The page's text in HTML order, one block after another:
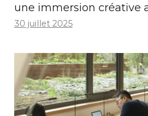
une immersion créative
30 juillet 2025